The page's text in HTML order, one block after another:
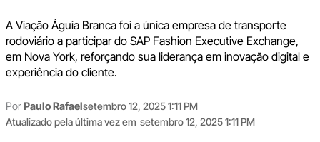
A Viação Águia Branca foi a única empresa de transporte
rodoviário a participar do SAP Fashion Executive Exchange,
em Nova York, reforçando sua liderança em inovação digital e
experiência do cliente.
PorPaulo Rafaelsetembro 12, 2025 1:11 PM
Atualizado pela última vez em setembro 12, 2025 1:11 PM